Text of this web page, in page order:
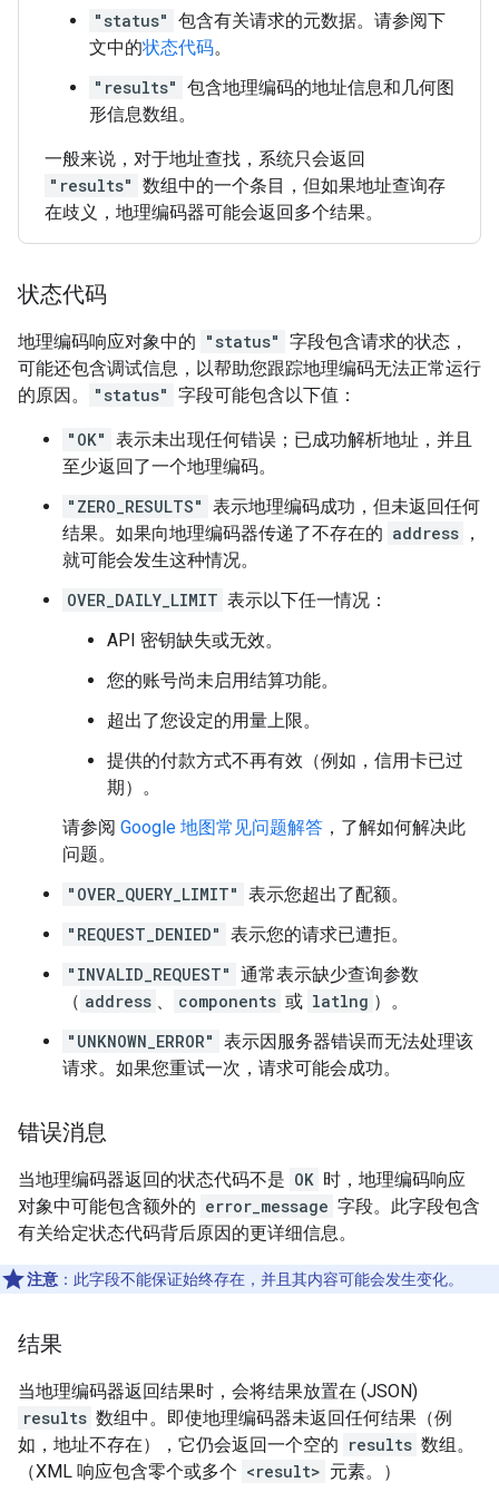
"status" 包含有关请求的元数据。请参阅下
文中的状态代码。
"results" 包含地理编码的地址信息和几何图
形信息数组。
一般来说，对于地址查找，系统只会返回
"results" 数组中的一个条目，但如果地址查询存
在歧义，地理编码器可能会返回多个结果。
状态代码
地理编码响应对象中的 "status" 字段包含请求的状态，
可能还包含调试信息，以帮助您跟踪地理编码无法正常运行
的原因。
"status" 字段可能包含以下值：
"OK" 表示未出现任何错误；已成功解析地址，并且
至少返回了一个地理编码。
"ZERO_RESULTS" 表示地理编码成功，但未返回任何
结果。如果向地理编码器传递了不存在的 address ，
就可能会发生这种情况。
OVER_DAILY_LIMIT 表示以下任一情况：
API 密钥缺失或无效。
您的账号尚未启用结算功能。
超出了您设定的用量上限。
提供的付款方式不再有效（例如，信用卡已过
期）。
请参阅 Google 地图常见问题解答 ，了解如何解决此
问题。
"OVER_QUERY_LIMIT" 表示您超出了配额。
"REQUEST_DENIED" 表示您的请求已遭拒。
"INVALID_REQUEST" 通常表示缺少查询参数
（ address 、 components 或 latlng ）。
"UNKNOWN_ERROR" 表示因服务器错误而无法处理该
请求。如果您重试一次，请求可能会成功。
错误消息
当地理编码器返回的状态代码不是 OK 时，地理编码响应
对象中可能包含额外的 error_message 字段。此字段包含
有关给定状态代码背后原因的更详细信息。
注意 ：此字段不能保证始终存在，并且其内容可能会发生变化。
结果
当地理编码器返回结果时，会将结果放置在 (JSON)
results 数组中。即使地理编码器未返回任何结果（例
如，地址不存在），它仍会返回一个空的 results 数组。
（XML 响应包含零个或多个 <result> 元素。）